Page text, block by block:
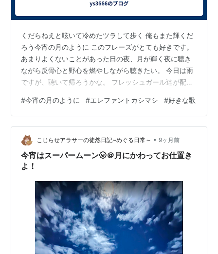
くだらねえと呟いて冷めたツラして歩く 俺もまた輝くだ
ろう今宵の月のように このフレーズがとても好きです。
あまりよくないことがあった日の夜、月が輝く夜に聴き
ながら反骨心と野心を燃やしながら聴きたい。 今日は雨
ですが、聴いて帰ろうかな。 フレッシュガール達が配属
た。 みんながんばれ！
#今宵の月のように #エレファントカシマシ #好きな歌
こじらせアラサーの徒然日記~めぐる日常～ • 9ヶ月前
今宵はスーパームーン🌝＠月にかわってお仕置き
よ！